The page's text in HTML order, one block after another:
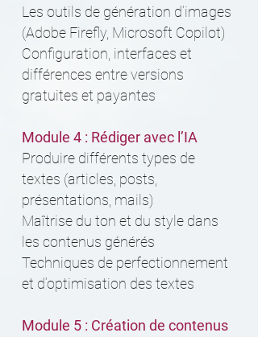
Les outils de génération d’images
(Adobe Firefly, Microsoft Copilot)
Configuration, interfaces et
différences entre versions
gratuites et payantes
Module 4 : Rédiger avec l’IA
Produire différents types de
textes (articles, posts,
présentations, mails)
Maîtrise du ton et du style dans
les contenus générés
Techniques de perfectionnement
et d’optimisation des textes
Module 5 : Création de contenus